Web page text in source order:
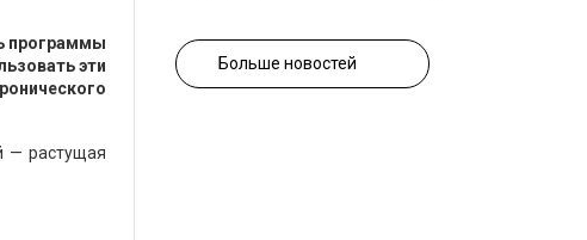
программы
эти
— растущая
Больше новостей